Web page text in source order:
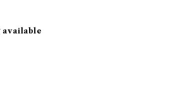
available